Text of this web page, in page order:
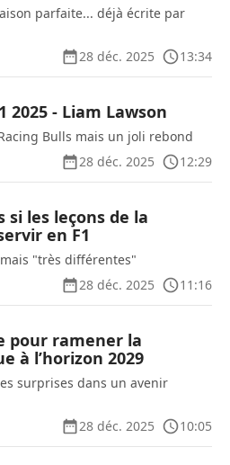
parfaite... déjà écrite par
28 déc. 2025
13:34
2025 - Liam Lawson
Bulls mais un joli rebond
28 déc. 2025
12:29
si les leçons de la
en F1
"très différentes"
28 déc. 2025
11:16
pour ramener la
à l’horizon 2029
surprises dans un avenir
28 déc. 2025
10:05